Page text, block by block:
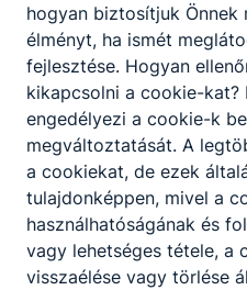
hogyan biztosítjuk Önnek
élményt, ha ismét
fejlesztése. Hogyan
kikapcsolni a cookie-kat?
engedélyezi a cookie-k
megváltoztatását. A
a cookiekat, de ezek
tulajdonképpen, mivel a
használhatóságának és
vagy lehetséges tétele, a
visszaélése vagy törlése